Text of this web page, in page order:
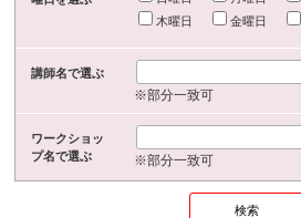
木曜日
金曜日
講師名で選ぶ
※部分一致可
ワークショッ
プ名で選ぶ
※部分一致可